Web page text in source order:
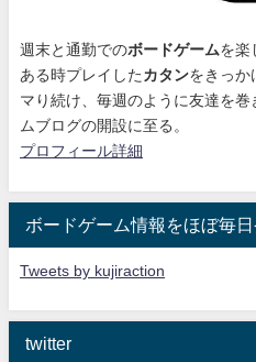
週末と通勤でのボードゲームを楽
ある時プレイした カタンをきっか
マり続け 、毎週のように友達を
ムブログの開設に至る。
プロフィール詳細
ボードゲーム情報をほぼ毎日
Tweets by kujiraction
twitter